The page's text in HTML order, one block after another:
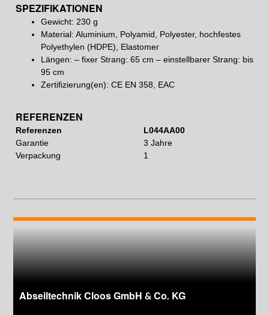
SPEZIFIKATIONEN
Gewicht: 230 g
Material: Aluminium, Polyamid, Polyester, hochfestes
Polyethylen (HDPE), Elastomer
Längen: – fixer Strang: 65 cm – einstellbarer Strang: bis
95 cm
Zertifizierung(en): CE EN 358, EAC
REFERENZEN
Referenzen
L044AA00
Garantie
3 Jahre
Verpackung
1
Abseiltechnik Cloos GmbH & Co. KG